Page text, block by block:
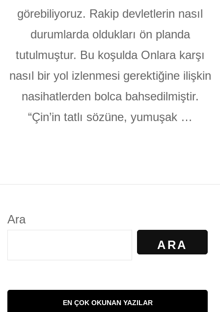
görebiliyoruz. Rakip devletlerin nasıl
durumlarda oldukları ön planda
tutulmuştur. Bu koşulda Onlara karşı
nasıl bir yol izlenmesi gerektiğine ilişkin
nasihatlerden bolca bahsedilmiştir.
“Çin’in tatlı sözüne, yumuşak …
Ara
ARA
EN ÇOK OKUNAN YAZILAR